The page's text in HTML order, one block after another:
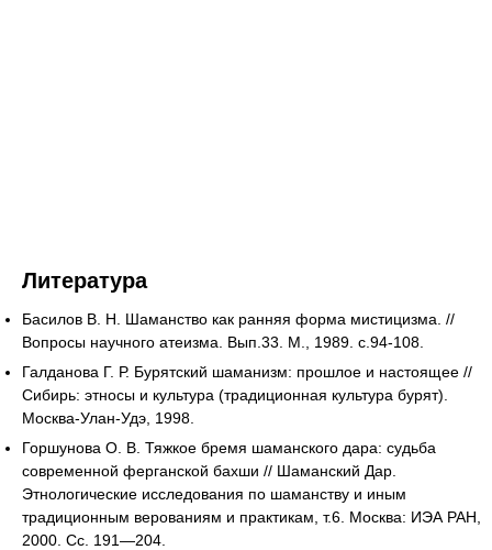
Литература
Басилов В. Н. Шаманство как ранняя форма мистицизма. //
Вопросы научного атеизма. Вып.33. М., 1989. с.94-108.
Галданова Г. Р. Бурятский шаманизм: прошлое и настоящее //
Сибирь: этносы и культура (традиционная культура бурят).
Москва-Улан-Удэ, 1998.
Горшунова О. В. Тяжкое бремя шаманского дара: судьба
современной ферганской бахши // Шаманский Дар.
Этнологические исследования по шаманству и иным
традиционным верованиям и практикам, т.6. Москва: ИЭА РАН,
2000. Сс. 191—204.